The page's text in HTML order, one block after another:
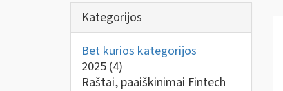
Kategorijos
Bet kurios kategorijos
2025 (4)
Raštai, paaiškinimai Fintech